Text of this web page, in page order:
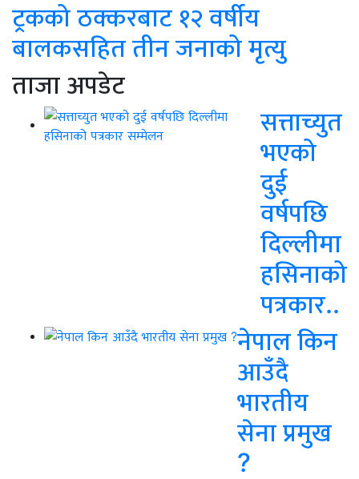
ट्रकको ठक्करबाट १२ वर्षीय
बालकसहित तीन जनाको मृत्यु
ताजा अपडेट
सत्ताच्युत
भएको
दुई
वर्षपछि
दिल्लीमा
हसिनाको
पत्रकार..
नेपाल किन
आउँदै
भारतीय
सेना प्रमुख
?